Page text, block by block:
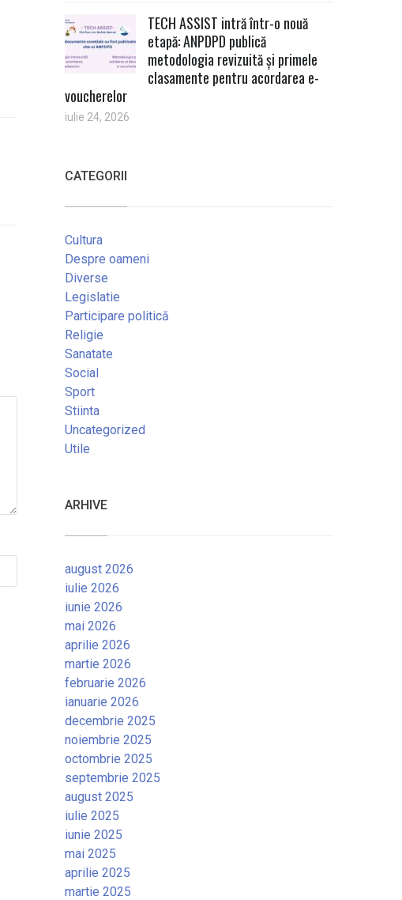
TECH ASSIST intră într-o nouă
etapă: ANPDPD publică
metodologia revizuită și primele
clasamente pentru acordarea e-
voucherelor
iulie 24, 2026
CATEGORII
Cultura
Despre oameni
Diverse
Legislatie
Participare politică
Religie
Sanatate
Social
Sport
Stiinta
Uncategorized
Utile
ARHIVE
august 2026
iulie 2026
iunie 2026
mai 2026
aprilie 2026
martie 2026
februarie 2026
ianuarie 2026
decembrie 2025
noiembrie 2025
octombrie 2025
septembrie 2025
august 2025
iulie 2025
iunie 2025
mai 2025
aprilie 2025
martie 2025